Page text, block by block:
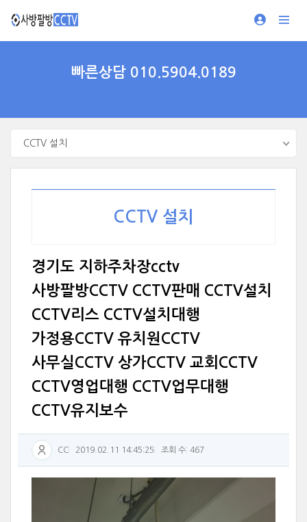
빠른상담 010.5904.0189
CCTV 설치
CCTV 설치
경기도 지하주차장cctv
사방팔방CCTV CCTV판매 CCTV설치
CCTV리스 CCTV설치대행
가정용CCTV 유치원CCTV
사무실CCTV 상가CCTV 교회CCTV
CCTV영업대행 CCTV업무대행
CCTV유지보수
CC 2019.02.11 14:45:25 조회 수: 467